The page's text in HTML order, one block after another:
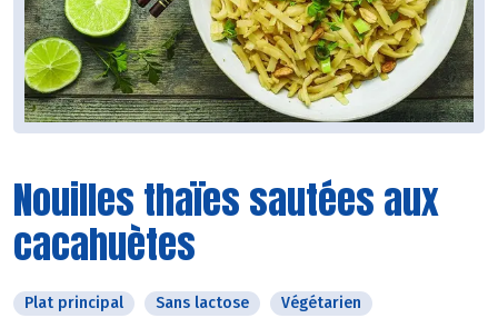
Nouilles thaïes sautées aux
cacahuètes
Plat principal Sans lactose Végétarien